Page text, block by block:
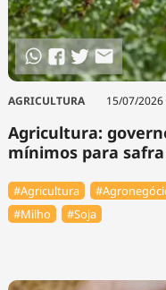
AGRICULTURA 15/07/2026
Agricultura:
mínimos para
#Agricultura
#Milho
#Soja